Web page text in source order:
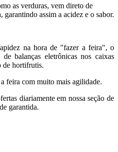
as verduras, vem direto de
garantindo assim a acidez e o sabor.
na hora de "fazer a feira", o
balanças eletrônicas nos caixas
de hortifrutis.
feira com muito mais agilidade.
diariamente em nossa seção de
garantida.